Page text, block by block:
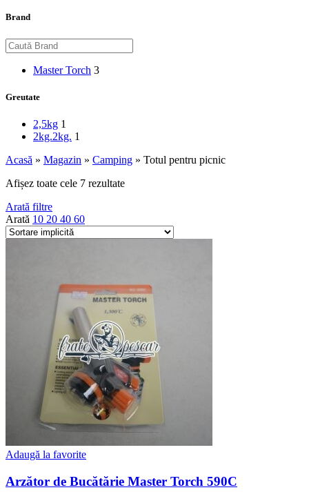
Brand
Master Torch 3
Greutate
2,5kg 1
2kg.2kg. 1
Acasă » Magazin » Camping » Totul pentru picnic
Afișez toate cele 7 rezultate
Arată filtre
Arată 10 20 40 60
Adaugă la favorite
Arzător de Bucătărie Master Torch 590C